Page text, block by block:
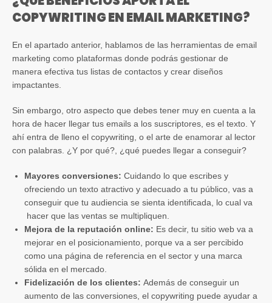
COPYWRITING EN EMAIL MARKETING?
En el apartado anterior, hablamos de las herramientas de email
marketing como plataformas donde podrás gestionar de
manera efectiva tus listas de contactos y crear diseños
impactantes.
Sin embargo, otro aspecto que debes tener muy en cuenta a la
hora de hacer llegar tus emails a los suscriptores, es el texto. Y
ahí entra de lleno el copywriting, o el arte de enamorar al lector
con palabras. ¿Y por qué?, ¿qué puedes llegar a conseguir?
Mayores conversiones: Cuidando lo que escribes y
ofreciendo un texto atractivo y adecuado a tu público, vas a
conseguir que tu audiencia se sienta identificada, lo cual va
hacer que las ventas se multipliquen.
Mejora de la reputación online: Es decir, tu sitio web va a
mejorar en el posicionamiento, porque va a ser percibido
como una página de referencia en el sector y una marca
sólida en el mercado.
Fidelización de los clientes: Además de conseguir un
aumento de las conversiones, el copywriting puede ayudar a